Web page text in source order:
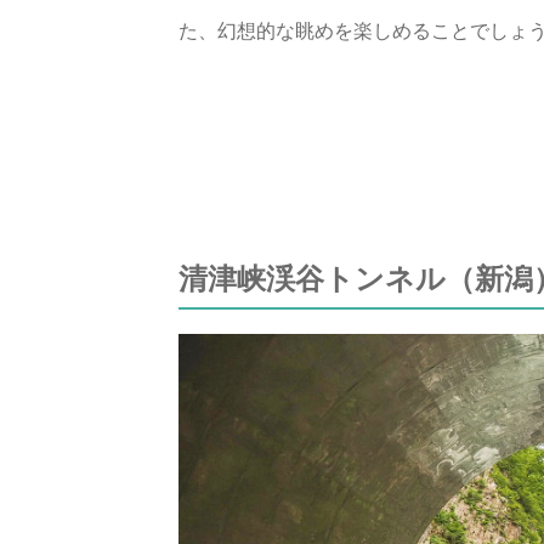
た、幻想的な眺めを楽しめることでしょ
清津峡渓谷トンネル（新潟